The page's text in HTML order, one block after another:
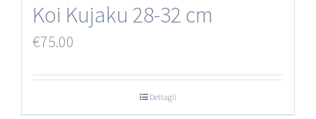
Koi Kujaku 28-32 cm
€75.00
Dettagli